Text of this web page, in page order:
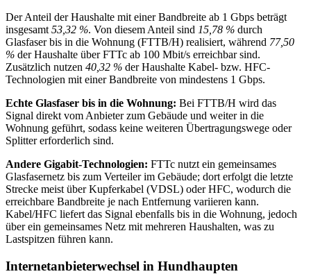
Der Anteil der Haushalte mit einer Bandbreite ab 1 Gbps beträgt
insgesamt 53,32 %. Von diesem Anteil sind 15,78 % durch
Glasfaser bis in die Wohnung (FTTB/H) realisiert, während 77,50
% der Haushalte über FTTc ab 100 Mbit/s erreichbar sind.
Zusätzlich nutzen 40,32 % der Haushalte Kabel- bzw. HFC-
Technologien mit einer Bandbreite von mindestens 1 Gbps.
Echte Glasfaser bis in die Wohnung: Bei FTTB/H wird das
Signal direkt vom Anbieter zum Gebäude und weiter in die
Wohnung geführt, sodass keine weiteren Übertragungswege oder
Splitter erforderlich sind.
Andere Gigabit-Technologien: FTTc nutzt ein gemeinsames
Glasfasernetz bis zum Verteiler im Gebäude; dort erfolgt die letzte
Strecke meist über Kupferkabel (VDSL) oder HFC, wodurch die
erreichbare Bandbreite je nach Entfernung variieren kann.
Kabel/HFC liefert das Signal ebenfalls bis in die Wohnung, jedoch
über ein gemeinsames Netz mit mehreren Haushalten, was zu
Lastspitzen führen kann.
Internetanbieterwechsel in Hundhaupten